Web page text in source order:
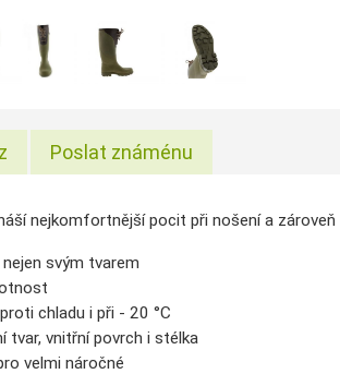
Poslat známénu
nejkomfortnější pocit při nošení a
svým tvarem
chladu i při - 20 °C
tvar, vnitřní povrch i stélka
velmi náročné